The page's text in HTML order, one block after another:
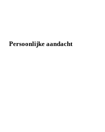
Persoonlijke aandacht